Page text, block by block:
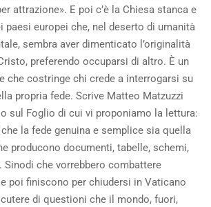
attrazione». E poi c’è la Chiesa stanca e
paesi europei che, nel deserto di umanità
sembra aver dimenticato l’originalità
preferendo occuparsi di altro. È un
che costringe chi crede a interrogarsi su
propria fede. Scrive Matteo Matzuzzi
sul Foglio di cui vi proponiamo la lettura:
la fede genuina e semplice sia quella
producono documenti, tabelle, schemi,
che vorrebbero combattere
e poi finiscono per chiudersi in Vaticano
di questioni che il mondo, fuori,